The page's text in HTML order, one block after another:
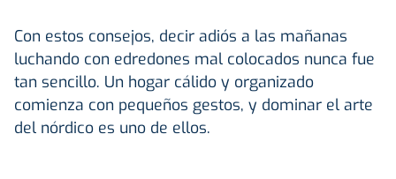
Con estos consejos, decir adiós a las mañanas
luchando con edredones mal colocados nunca fue
tan sencillo. Un hogar cálido y organizado
comienza con pequeños gestos, y dominar el arte
del nórdico es uno de ellos.